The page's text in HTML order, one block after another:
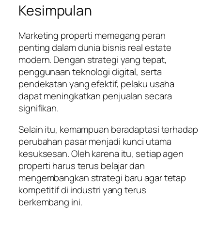
Kesimpulan
Marketing properti memegang peran
penting dalam dunia bisnis real estate
modern. Dengan strategi yang tepat,
penggunaan teknologi digital, serta
pendekatan yang efektif, pelaku usaha
dapat meningkatkan penjualan secara
signifikan.
Selain itu, kemampuan beradaptasi terhadap
perubahan pasar menjadi kunci utama
kesuksesan. Oleh karena itu, setiap agen
properti harus terus belajar dan
mengembangkan strategi baru agar tetap
kompetitif di industri yang terus
berkembang ini.